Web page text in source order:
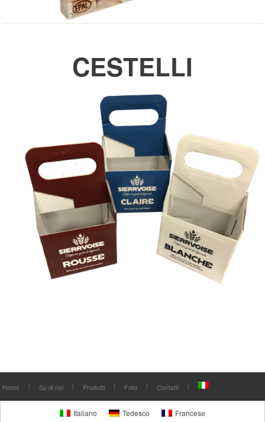
CESTELLI
Home Su di noi Prodotti Foto Contatti
Italiano Tedesco Francese